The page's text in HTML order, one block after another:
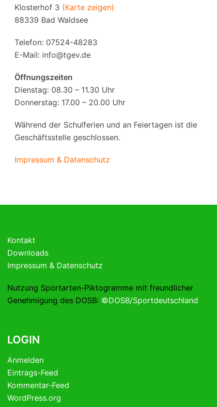
Klosterhof 3 (Karte zeigen)
88339 Bad Waldsee
Telefon: 07524-48283
E-Mail: info@tgev.de
Öffnungszeiten
Dienstag: 08.30 – 11.30 Uhr
Donnerstag: 17.00 – 20.00 Uhr
Während der Schulferien und an Feiertagen ist die
Geschäftsstelle geschlossen.
Impressum & Datenschutz
Kontakt
Downloads
Impressum & Datenschutz
Nutzung Sportarten-Piktogramme mit freundlicher
Genehmigung des DOSB: ©DOSB/Sportdeutschland
LOGIN
Anmelden
Eintrags-Feed
Kommentar-Feed
WordPress.org